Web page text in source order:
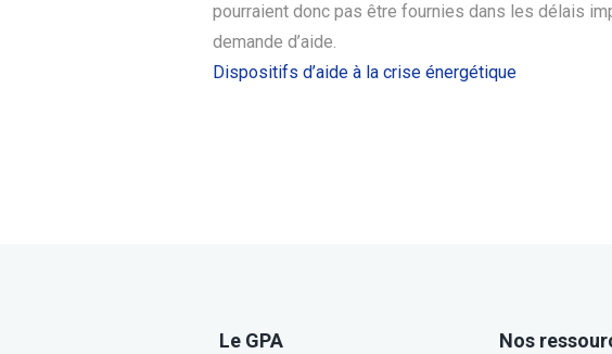
pourraient donc pas être fournies dans les délais
demande d’aide.
Dispositifs d’aide à la crise énergétique
Le GPA Nos